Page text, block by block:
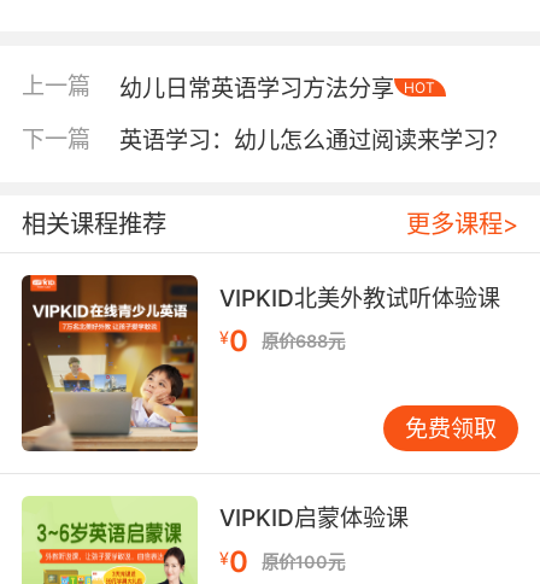
听歌兴趣。
2、《Old Macdonald Had a Farm》
欢模仿小动物的叫声，当然也会更加乐意模仿小
动物们的动作。所以说这首脍炙人口的描写农场
动物与的童谣，就成了孩子们学习英语的一首必
选的英语幼儿歌曲。
3、《Did You Feed My Cow？》
这是一首问答结合的童谣，这样孩子就可以积极
地参与其中，并且一问一答的形式可以让孩子更
感兴趣，那么家长也可以反过来调过去地与孩子
进行提问。有助于帮助孩子掌握一般疑问句和一
般的肯定或着否定回答，并且欢快的节奏也有助
于孩子记住歌词。
上一篇 幼儿日常英语学习方法分享 HOT
下一篇 英语学习：幼儿怎么通过阅读来学习？
相关课程推荐 更多课程>
VIPKID北美外教试听体验课
¥0 原价688元
免费领取
VIPKID启蒙体验课
¥0 原价100元